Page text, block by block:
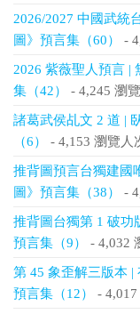
2026/2027 中國武統
圖》預言集（60）
-
2026 紫薇聖人預言 |
集（42）
- 4,245 瀏
諸葛武侯乩文 2 道 |
（6）
- 4,153 瀏覽人
推背圖預言台獨建國
圖》預言集（38）
-
推背圖台獨第 1 破功
預言集（9）
- 4,032
第 45 象歪解三版本 |
預言集（12）
-